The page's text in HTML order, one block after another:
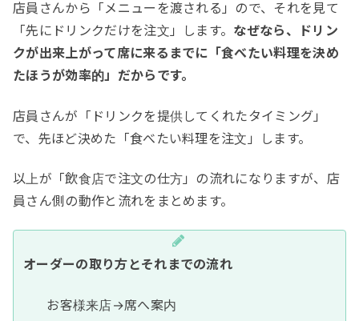
店員さんから「メニューを渡される」ので、それを見て
「先にドリンクだけを注文」します。 なぜなら、ドリン
クが出来上がって席に来るまでに「食べたい料理を決め
たほうが効率的」だからです。
店員さんが「ドリンクを提供してくれたタイミング」
で、先ほど決めた「食べたい料理を注文」します。
以上が「飲食店で注文の仕方」の流れになりますが、店
員さん側の動作と流れをまとめます。
オーダーの取り方とそれまでの流れ
お客様来店→席へ案内